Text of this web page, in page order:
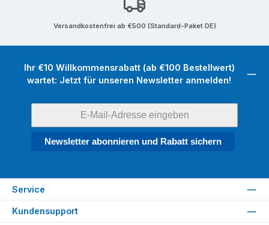
Versandkostenfrei ab €500 (Standard-Paket DE)
Ihr €10 Willkommensrabatt (ab €100 Bestellwert)
wartet: Jetzt für unseren Newsletter anmelden!
Newsletter abonnieren und Rabatt sichern
Service
Kundensupport